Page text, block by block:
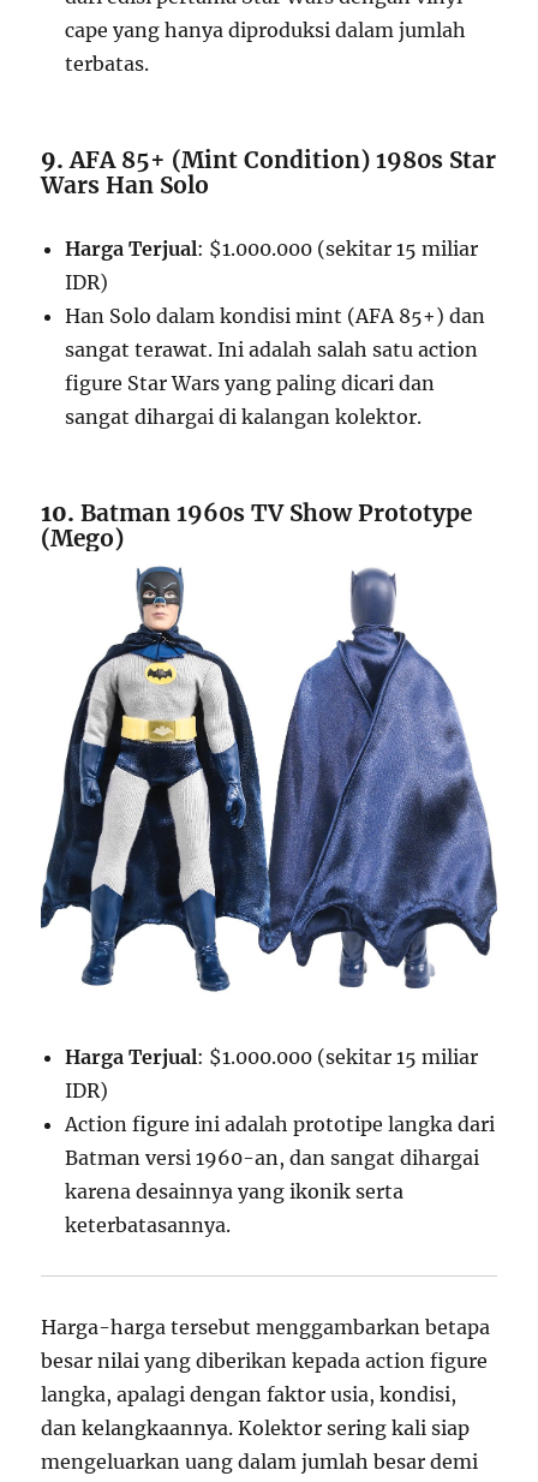
cape yang hanya diproduksi dalam jumlah
terbatas.
9.AFA 85+ (Mint Condition) 1980s Star
Wars Han Solo
Harga Terjual: $1.000.000 (sekitar 15 miliar
IDR)
Han Solo dalam kondisi mint (AFA 85+) dan
sangat terawat. Ini adalah salah satu action
figure Star Wars yang paling dicari dan
sangat dihargai di kalangan kolektor.
10.Batman 1960s TV Show Prototype
(Mego)
Harga Terjual: $1.000.000 (sekitar 15 miliar
IDR)
Action figure ini adalah prototipe langka dari
Batman versi 1960-an, dan sangat dihargai
karena desainnya yang ikonik serta
keterbatasannya.
Harga-harga tersebut menggambarkan betapa
besar nilai yang diberikan kepada action figure
langka, apalagi dengan faktor usia, kondisi,
dan kelangkaannya. Kolektor sering kali siap
mengeluarkan uang dalam jumlah besar demi